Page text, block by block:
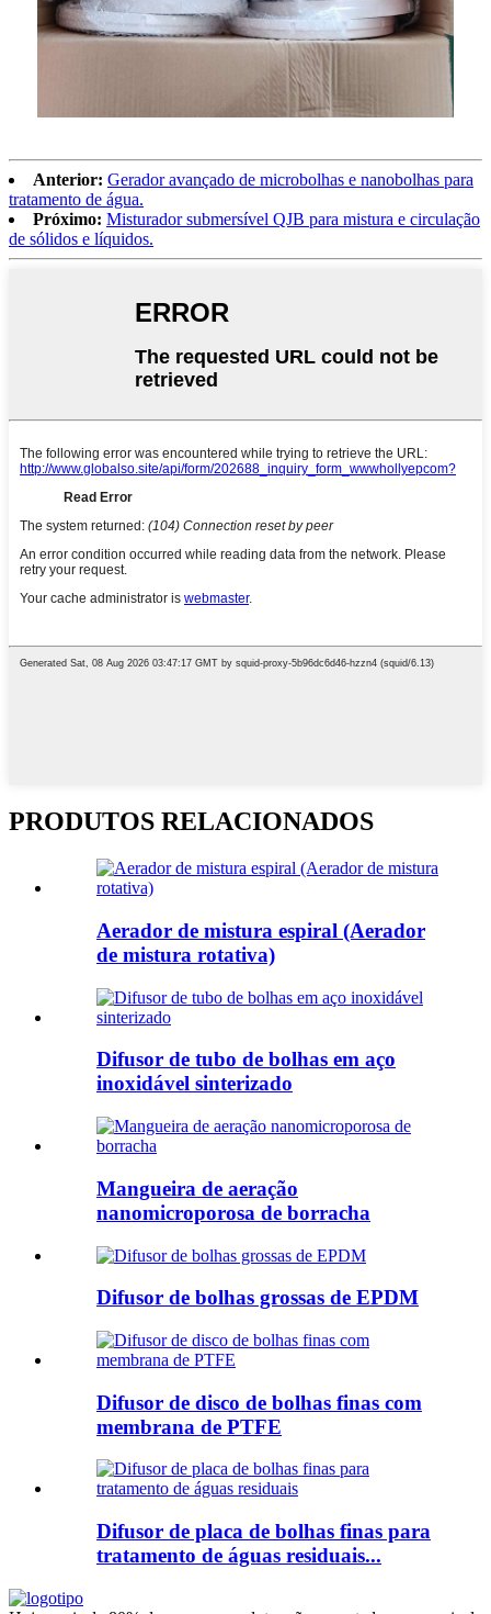
Anterior: Gerador avançado de microbolhas e nanobolhas para
tratamento de água.
Próximo: Misturador submersível QJB para mistura e circulação
de sólidos e líquidos.
PRODUTOS RELACIONADOS
Aerador de mistura espiral (Aerador
de mistura rotativa)
Difusor de tubo de bolhas em aço
inoxidável sinterizado
Mangueira de aeração
nanomicroporosa de borracha
Difusor de bolhas grossas de EPDM
Difusor de disco de bolhas finas com
membrana de PTFE
Difusor de placa de bolhas finas para
tratamento de águas residuais...